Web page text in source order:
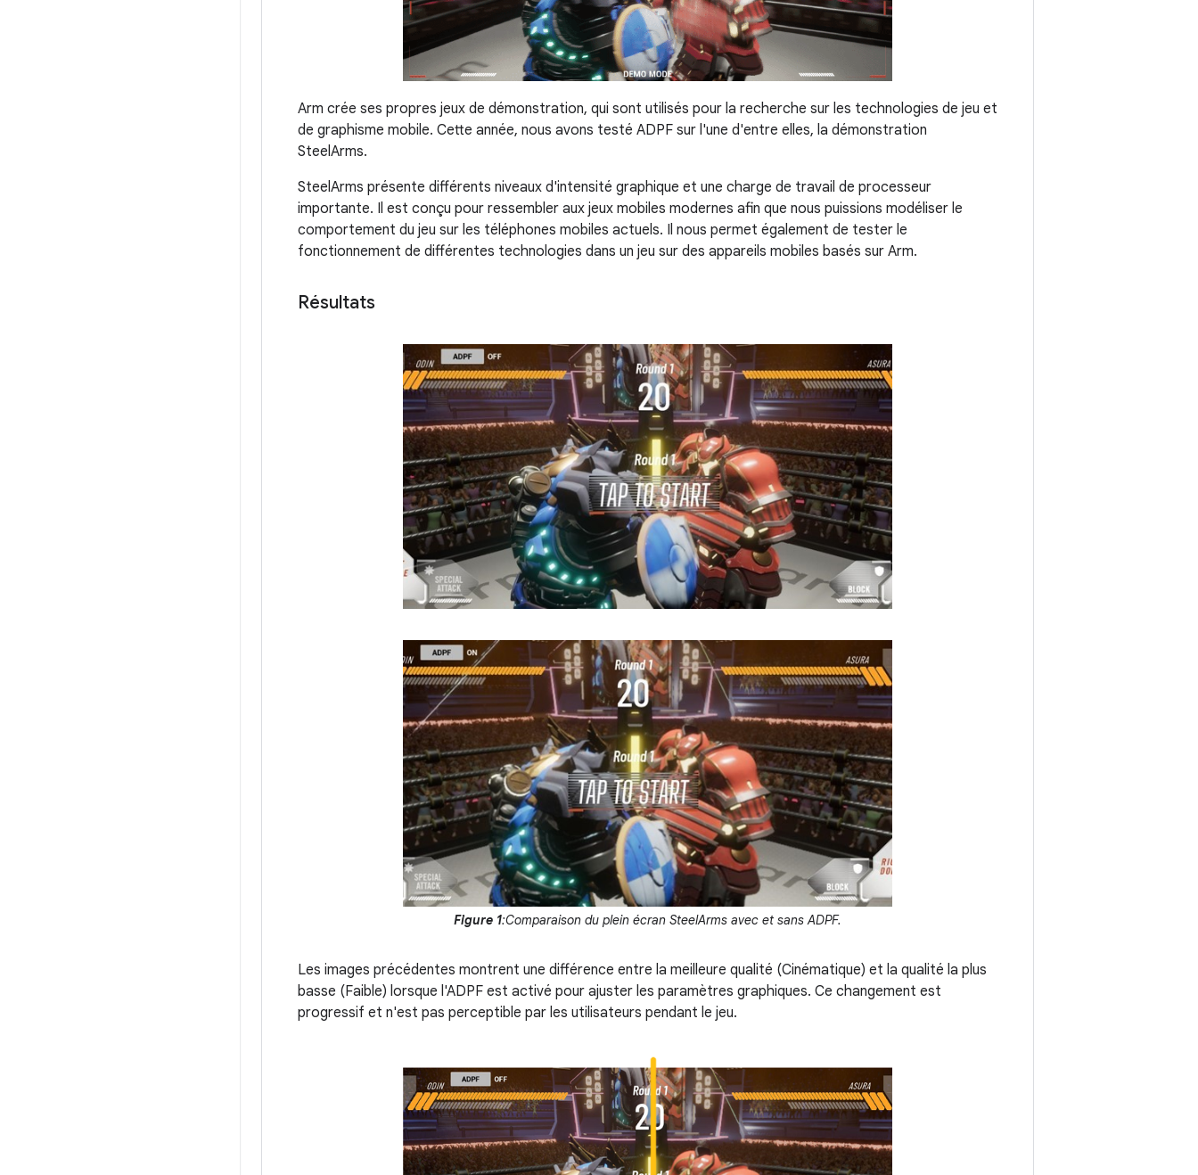
Arm crée ses propres jeux de démonstration, qui sont utilisés pour la recherche sur les technologies de jeu et
de graphisme mobile. Cette année, nous avons testé ADPF sur l'une d'entre elles, la démonstration
SteelArms.
SteelArms présente différents niveaux d'intensité graphique et une charge de travail de processeur
importante. Il est conçu pour ressembler aux jeux mobiles modernes afin que nous puissions modéliser le
comportement du jeu sur les téléphones mobiles actuels. Il nous permet également de tester le
fonctionnement de différentes technologies dans un jeu sur des appareils mobiles basés sur Arm.
Résultats
Figure 1:Comparaison du plein écran SteelArms avec et sans ADPF.
Les images précédentes montrent une différence entre la meilleure qualité (Cinématique) et la qualité la plus
basse (Faible) lorsque l'ADPF est activé pour ajuster les paramètres graphiques. Ce changement est
progressif et n'est pas perceptible par les utilisateurs pendant le jeu.